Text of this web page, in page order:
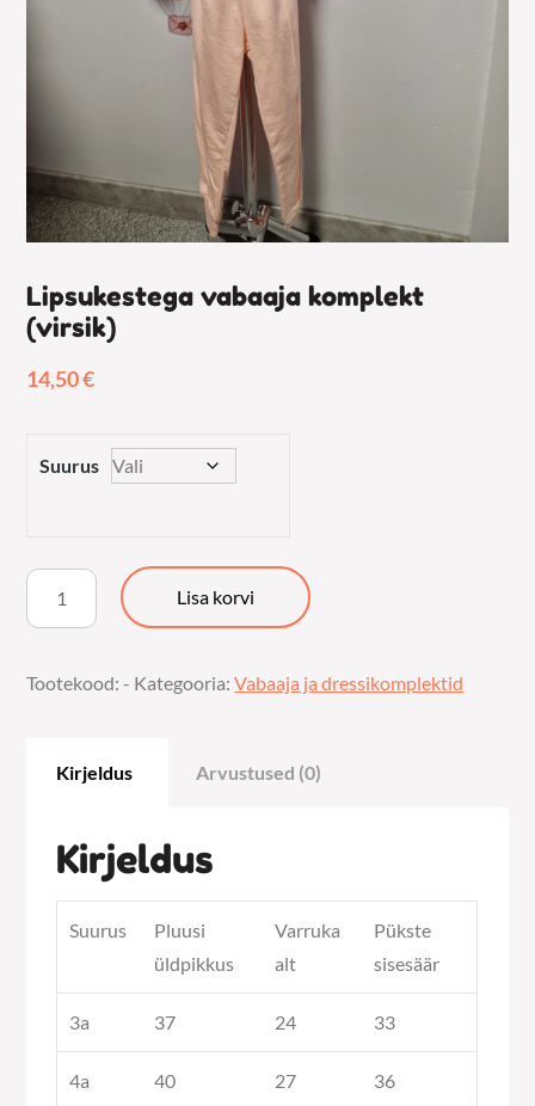
Lipsukestega vabaaja komplekt
(virsik)
14,50€
Suurus
Lipsukestega
vabaaja
(virsik)
Lisa korvi
Tootekood:- Kategooria:Vabaaja ja dressikomplektid
Kirjeldus Arvustused (0)
Kirjeldus
Suurus
Pluusi
üldpikkus
Varruka
alt
Pükste
sisesäär
3a 37 24 33
4a 40 27 36